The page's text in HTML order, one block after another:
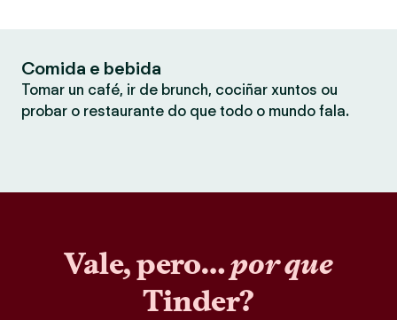
Comida e bebida
Tomar un café, ir de brunch, cociñar xuntos ou
probar o restaurante do que todo o mundo fala.
Vale, pero…por que
Tinder?